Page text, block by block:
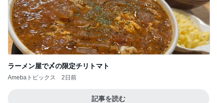
ラーメン屋で〆の限定チリトマト
Amebaトピックス 2日前
記事を読む